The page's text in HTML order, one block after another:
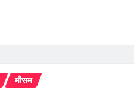
मौसम